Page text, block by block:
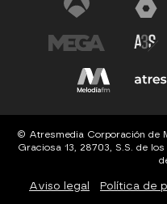
© Atresmedia Corporación de
Graciosa 13, 28703, S.S. de
Aviso legal Política de